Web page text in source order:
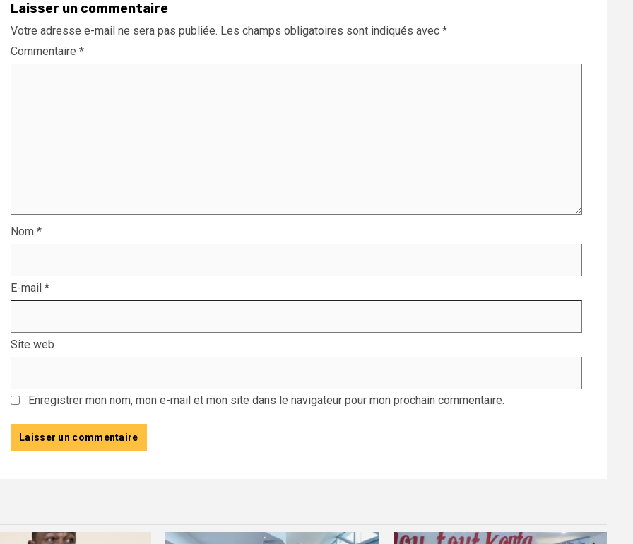
Laisser un commentaire
Votre adresse e-mail ne sera pas publiée. Les champs obligatoires sont indiqués avec *
Commentaire *
Nom *
E-mail *
Site web
Enregistrer mon nom, mon e-mail et mon site dans le navigateur pour mon prochain commentaire.